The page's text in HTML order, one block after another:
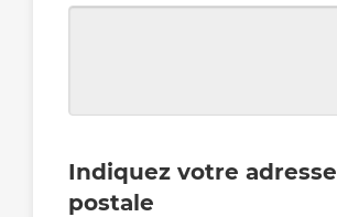
Indiquez votre adresse
postale